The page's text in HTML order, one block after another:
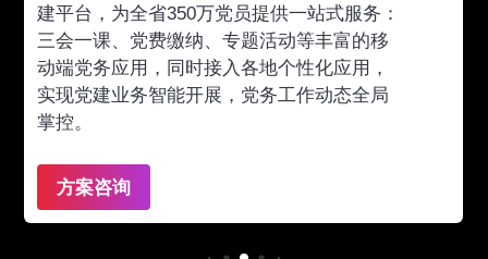
建平台，为全省350万党员提供一站式服务：
三会一课、党费缴纳、专题活动等丰富的移
动端党务应用，同时接入各地个性化应用，
实现党建业务智能开展，党务工作动态全局
掌控。
方案咨询